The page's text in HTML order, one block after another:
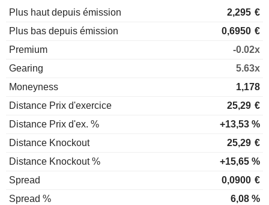
Plus haut depuis émission 2,295 €
Plus bas depuis émission
0,6950 €
Premium
-0.02x
Gearing
5.63x
Moneyness
1,178
Distance Prix d'exercice
25,29 €
Distance Prix d'ex. %
+13,53 %
Distance Knockout
25,29 €
Distance Knockout %
+15,65 %
Spread
0,0900 €
Spread %
6,08 %